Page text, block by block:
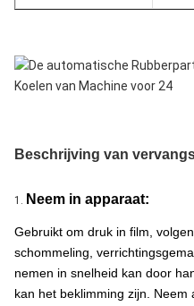
Beschrijving van
1. Neem in apparaat:
Gebruikt om druk in film,
schommeling,
nemen in snelheid kan door
kan het beklimming zijn. Neem